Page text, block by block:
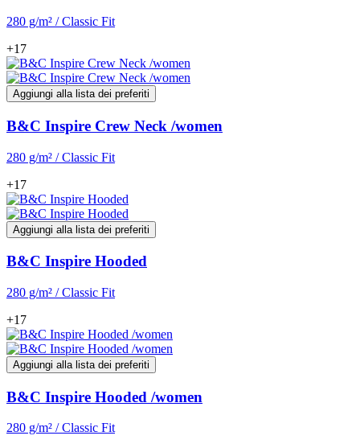
280 g/m² / Classic Fit
+17
Aggiungi alla lista dei preferiti
B&C Inspire Crew Neck /women
280 g/m² / Classic Fit
+17
Aggiungi alla lista dei preferiti
B&C Inspire Hooded
280 g/m² / Classic Fit
+17
Aggiungi alla lista dei preferiti
B&C Inspire Hooded /women
280 g/m² / Classic Fit